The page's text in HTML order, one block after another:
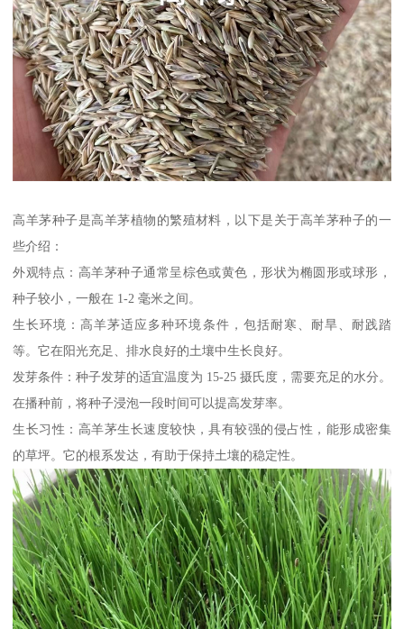
高羊茅种子是高羊茅植物的繁殖材料，以下是关于高羊茅种子的一
些介绍：
外观特点：高羊茅种子通常呈棕色或黄色，形状为椭圆形或球形，
种子较小，一般在 1-2 毫米之间。
生长环境：高羊茅适应多种环境条件，包括耐寒、耐旱、耐践踏
等。它在阳光充足、排水良好的土壤中生长良好。
发芽条件：种子发芽的适宜温度为 15-25 摄氏度，需要充足的水分。
在播种前，将种子浸泡一段时间可以提高发芽率。
生长习性：高羊茅生长速度较快，具有较强的侵占性，能形成密集
的草坪。它的根系发达，有助于保持土壤的稳定性。